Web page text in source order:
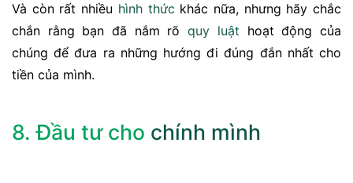
Và còn rất nhiều hình thức khác nữa, nhưng hãy chắc
chắn rằng bạn đã nắm rõquy luật hoạt động của
chúng để đưa ra những hướng đi đúng đắn nhất cho
tiền của mình.
8. Đầu tư cho chính mình